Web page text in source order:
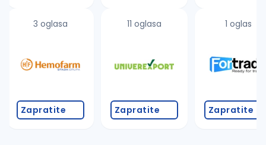
3 oglasa
Zapratite
11 oglasa
Zapratite
1 oglas
Zapratite